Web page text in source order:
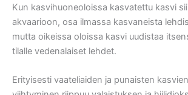
Kun kasvihuoneoloissa kasvatettu kasvi
akvaarioon, osa ilmassa kasvaneista
mutta oikeissa oloissa kasvi uudistaa
tilalle vedenalaiset lehdet.
Erityisesti vaateliaiden ja punaisten